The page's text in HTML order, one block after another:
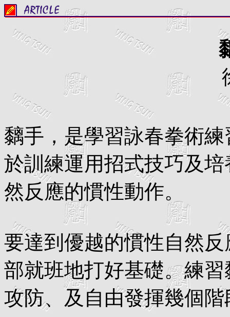
黐手，是學習詠春拳術
於訓練運用招式技巧及
然反應的慣性動作。
要達到優越的慣性自然
部就班地打好基礎。練
攻防、及自由發揮幾個